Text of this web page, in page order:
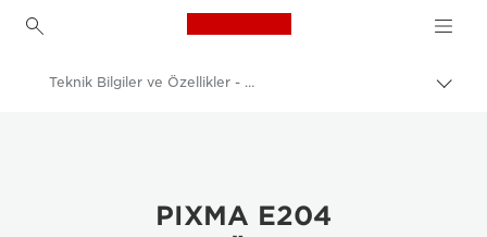
Canon Logo, back to
İçerik
PIXMA E204 - Yazıcılar
Teknik Bilgiler ve Özellikler - PIXMA E204
PIXMA E204